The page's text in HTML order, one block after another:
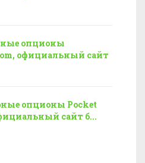
опционы
официальный сайт
опционы Pocket
сайт б...